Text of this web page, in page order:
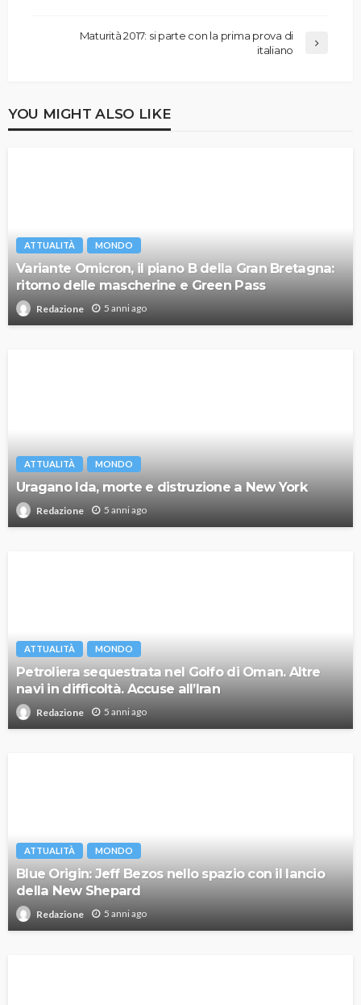
Maturità 2017: si parte con la prima prova di
italiano
YOU MIGHT ALSO LIKE
ATTUALITÀ MONDO
Variante Omicron, il piano B della Gran Bretagna:
ritorno delle mascherine e Green Pass
Redazione 5 anni ago
ATTUALITÀ MONDO
Uragano Ida, morte e distruzione a New York
Redazione 5 anni ago
ATTUALITÀ MONDO
Petroliera sequestrata nel Golfo di Oman. Altre
navi in difficoltà. Accuse all’Iran
Redazione 5 anni ago
ATTUALITÀ MONDO
Blue Origin: Jeff Bezos nello spazio con il lancio
della New Shepard
Redazione 5 anni ago